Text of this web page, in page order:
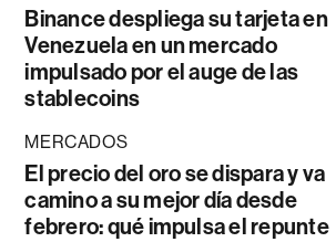
Binance despliega su tarjeta en
Venezuela en un mercado
impulsado por el auge de las
stablecoins
MERCADOS
El precio del oro se dispara y va
camino a su mejor día desde
febrero: qué impulsa el repunte